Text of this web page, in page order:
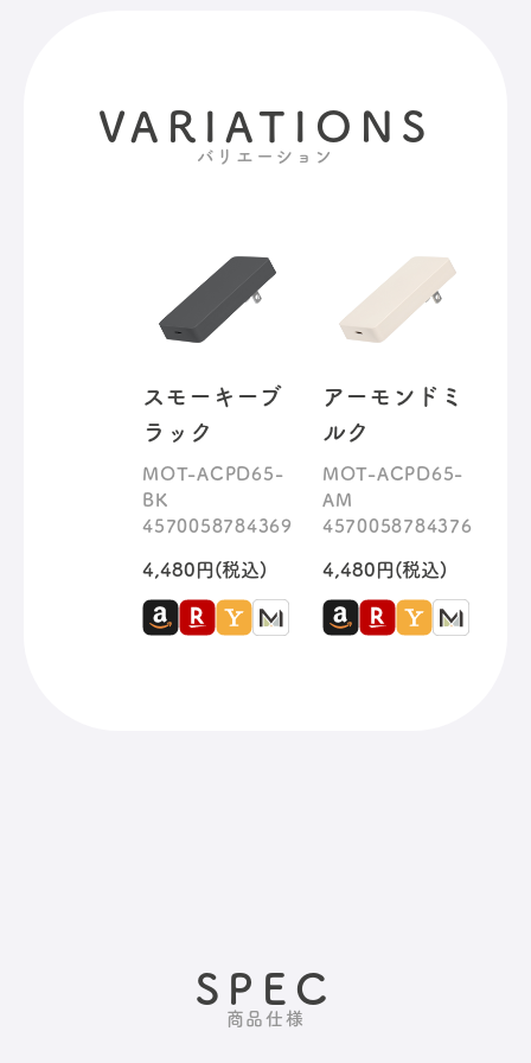
VARIATIONS
バリエーション
スモーキーブ
ラック
MOT-ACPD65-
BK
4570058784369
4,480円(税込)
アーモンドミ
ルク
MOT-ACPD65-
AM
4570058784376
4,480円(税込)
SPEC
商品仕様